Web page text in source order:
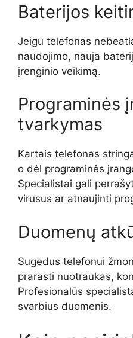
Baterijos
Jeigu telefonas
naudojimo, nauja
įrenginio veikimą.
Programinės
tvarkymas
Kartais telefonas
o dėl programinės
Specialistai gali
virusus ar atnaujinti
Duomenų
Sugedus telefonui
prarasti nuotraukas,
Profesionalūs
svarbius duomenis.